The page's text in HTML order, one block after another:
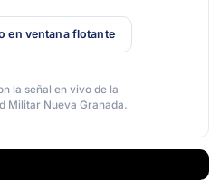
en ventana flotante
la señal en vivo de la
Militar Nueva Granada.